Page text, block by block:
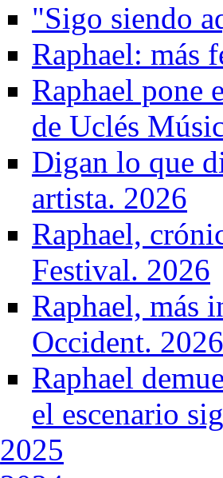
"Sigo siendo
Raphael: más
Raphael pone
de Uclés
Digan lo que
artista. 2026
Raphael,
Festival. 2026
Raphael, más
Occident. 2026
Raphael
el escenario
2025